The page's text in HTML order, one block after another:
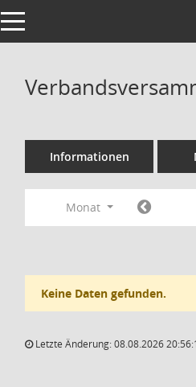
Toggle navigation
Informationen
Monat
Keine Daten gefunden.
Letzte Änderung: 08.08.2026